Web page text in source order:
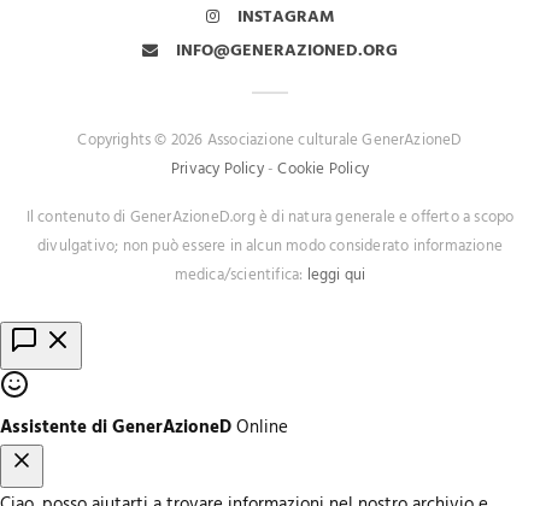
INSTAGRAM
INFO@GENERAZIONED.ORG
Copyrights © 2026 Associazione culturale GenerAzioneD
Privacy Policy-Cookie Policy
Il contenuto di GenerAzioneD.org è di natura generale e offerto a scopo
divulgativo; non può essere in alcun modo considerato informazione
medica/scientifica: leggi qui
Assistente di GenerAzioneDOnline